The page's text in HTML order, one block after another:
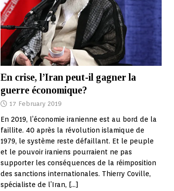
En crise, l’Iran peut-il gagner la
guerre économique?
17 February 2019
En 2019, l’économie iranienne est au bord de la
faillite. 40 après la révolution islamique de
1979, le système reste défaillant. Et le peuple
et le pouvoir iraniens pourraient ne pas
supporter les conséquences de la réimposition
des sanctions internationales. Thierry Coville,
spécialiste de l’Iran, […]